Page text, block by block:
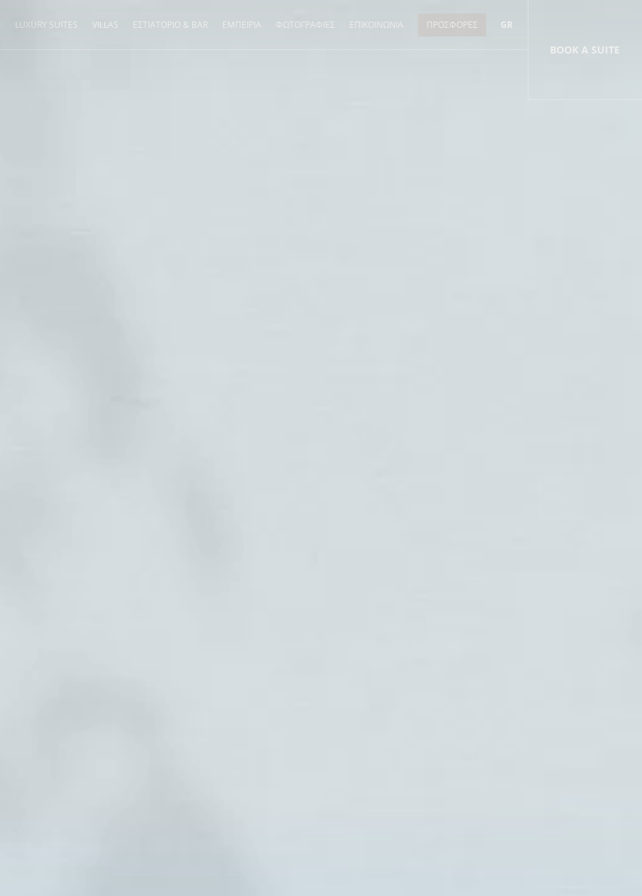
LUXURY SUITES VILLAS ΕΣΤΙΑΤΟΡΙΟ & BAR ΕΜΠΕΙΡΙΑ ΦΩΤΟΓΡΑΦΙΕΣ ΕΠΙΚΟΙΝΩΝΙΑ ΠΡΟΣΦΟΡΕΣ GR
BOOK A SUITE